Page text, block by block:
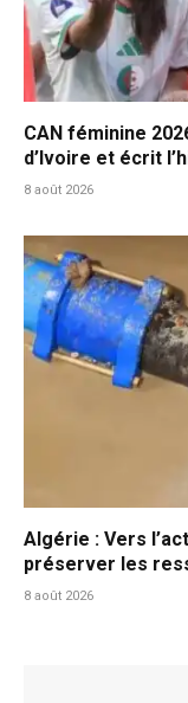
CAN féminine
d’Ivoire et écrit
8 août 2026
Algérie : Vers
préserver les
8 août 2026